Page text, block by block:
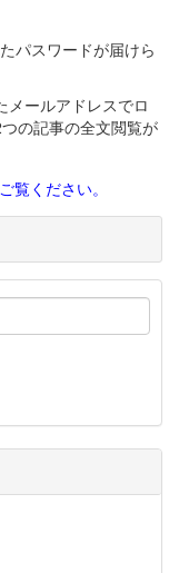
パスワードが届けら
メールアドレスでロ
の記事の全文閲覧が
覧ください。